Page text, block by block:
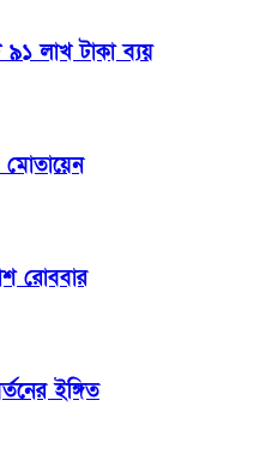
লাখ টাকা ব্যয়
মোতায়েন
রোববার
ইঙ্গিত